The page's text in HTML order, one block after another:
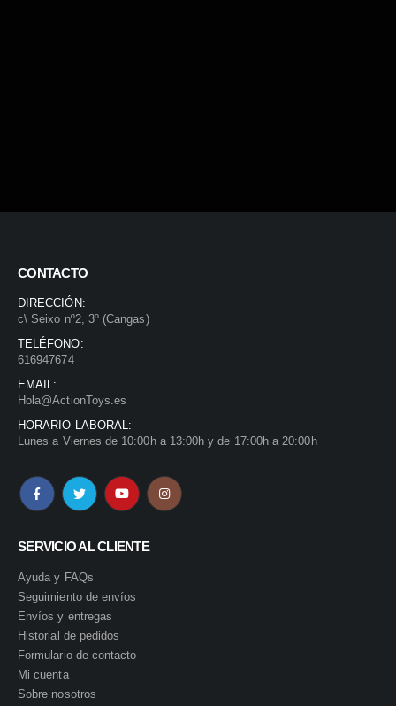
CONTACTO
DIRECCIÓN:
c\ Seixo nº2, 3º (Cangas)
TELÉFONO:
616947674
EMAIL:
Hola@ActionToys.es
HORARIO LABORAL:
Lunes a Viernes de 10:00h a 13:00h y de 17:00h a 20:00h
SERVICIO AL CLIENTE
Ayuda y FAQs
Seguimiento de envíos
Envíos y entregas
Historial de pedidos
Formulario de contacto
Mi cuenta
Sobre nosotros